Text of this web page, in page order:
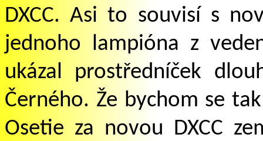
DXCC. Asi to souvisí s
jednoho lampióna z
ukázal prostředníček
Černého. Že bychom se
Osetie za novou DXCC